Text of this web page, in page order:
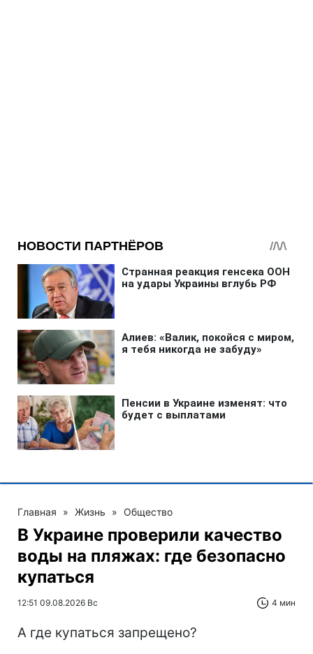
Главная » Жизнь » Общество
В Украине проверили качество
воды на пляжах: где безопасно
купаться
12:51 09.08.2026 Вс 4 мин
А где купаться запрещено?